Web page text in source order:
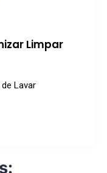
Limpar
Lavar